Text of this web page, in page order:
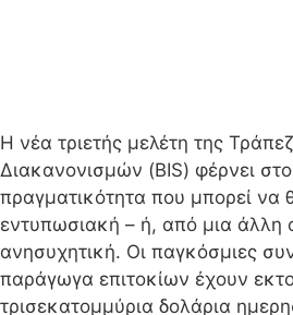
Η νέα τριετής μελέτη της
Διακανονισμών (BIS) φέρνει
πραγματικότητα που μπορεί να
εντυπωσιακή – ή, από μια άλλη
ανησυχητική. Οι παγκόσμιες
παράγωγα επιτοκίων έχουν
τρισεκατομμύρια δολάρια